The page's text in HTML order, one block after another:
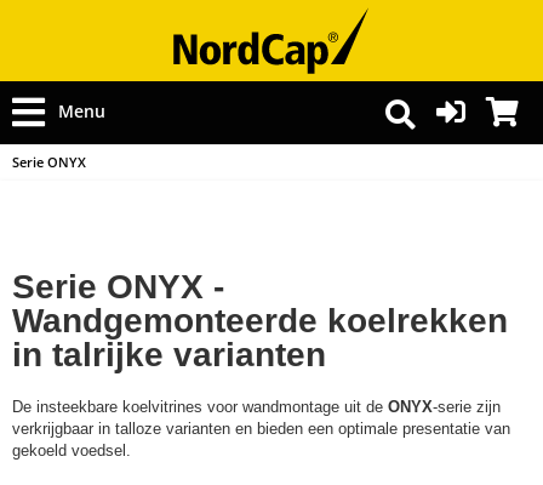
Menu
Serie ONYX
Serie ONYX -
Wandgemonteerde koelrekken
in talrijke varianten
De insteekbare koelvitrines voor wandmontage uit de ONYX-serie zijn
verkrijgbaar in talloze varianten en bieden een optimale presentatie van
gekoeld voedsel.